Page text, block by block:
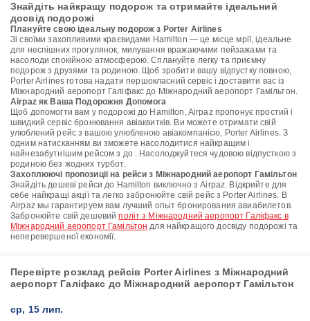
Знайдіть найкращу подорож та отримайте ідеальний
досвід подорожі
Плануйте свою ідеальну подорож з Porter Airlines
Зі своїми захопливими краєвидами Hamilton — це місце мрії, ідеальне
для неспішних прогулянок, милування вражаючими пейзажами та
насолоди спокійною атмосферою. Сплануйте легку та приємну
подорож з друзями та родиною. Щоб зробити вашу відпустку повною,
Porter Airlines готова надати першокласний сервіс і доставити вас із
Міжнародний аеропорт Галіфакс до Міжнародний аеропорт Гамільтон.
Airpaz як Ваша Подорожня Допомога
Щоб допомогти вам у подорожі до Hamilton, Airpaz пропонує простий і
швидкий сервіс бронювання авіаквитків. Ви можете отримати свій
улюблений рейс з вашою улюбленою авіакомпанією, Porter Airlines. З
одним натисканням ви зможете насолодитися найкращим і
найнезабутнішим рейсом з до . Насолоджуйтеся чудовою відпусткою з
родиною без жодних турбот.
Захоплюючі пропозиції на рейси з Міжнародний аеропорт Гамільтон
Знайдіть дешеві рейси до Hamilton виключно з Airpaz. Відкрийте для
себе найкращі акції та легко забронюйте свій рейс з Porter Airlines. В
Airpaz мы гарантируем вам лучший опыт бронирования авиабилетов.
Забронюйте свій дешевийполіт з Міжнародний аеропорт Галіфакс в
Міжнародний аеропорт Гамільтон для найкращого досвіду подорожі та
неперевершеної економії.
Перевірте розклад рейсів Porter Airlines з Міжнародний
аеропорт Галіфакс до Міжнародний аеропорт Гамільтон
ср, 15 лип.